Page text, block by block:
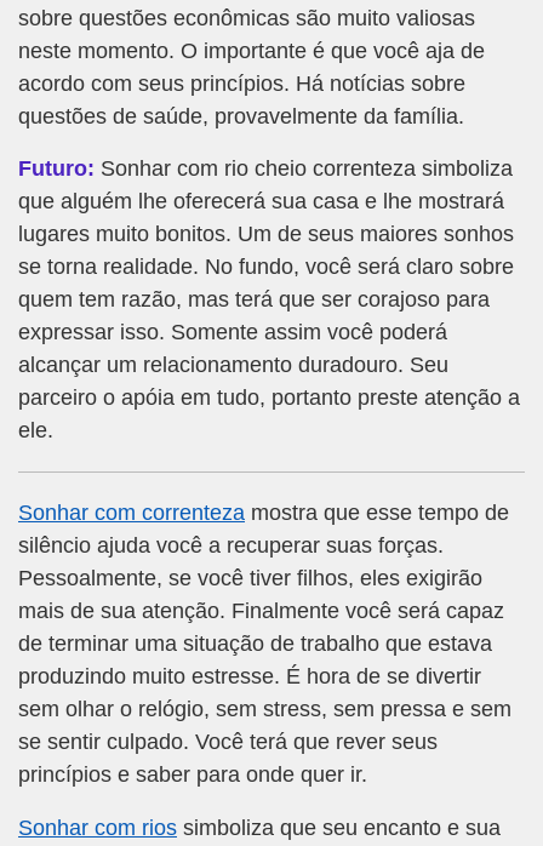
sobre questões econômicas são muito valiosas
neste momento. O importante é que você aja de
acordo com seus princípios. Há notícias sobre
questões de saúde, provavelmente da família.
Futuro: Sonhar com rio cheio correnteza simboliza
que alguém lhe oferecerá sua casa e lhe mostrará
lugares muito bonitos. Um de seus maiores sonhos
se torna realidade. No fundo, você será claro sobre
quem tem razão, mas terá que ser corajoso para
expressar isso. Somente assim você poderá
alcançar um relacionamento duradouro. Seu
parceiro o apóia em tudo, portanto preste atenção a
ele.
Sonhar com correnteza mostra que esse tempo de
silêncio ajuda você a recuperar suas forças.
Pessoalmente, se você tiver filhos, eles exigirão
mais de sua atenção. Finalmente você será capaz
de terminar uma situação de trabalho que estava
produzindo muito estresse. É hora de se divertir
sem olhar o relógio, sem stress, sem pressa e sem
se sentir culpado. Você terá que rever seus
princípios e saber para onde quer ir.
Sonhar com rios simboliza que seu encanto e sua